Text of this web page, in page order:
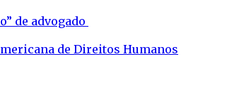
de advogado
de Direitos Humanos